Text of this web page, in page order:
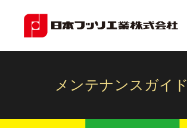
メンテナンスガイド